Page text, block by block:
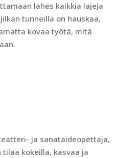
lähes kaikkia lajeja
tunneilla on hauskaa,
kovaa työtä, mitä
ja sanataideopettaja,
tilaa kokeilla, kasvaa ja